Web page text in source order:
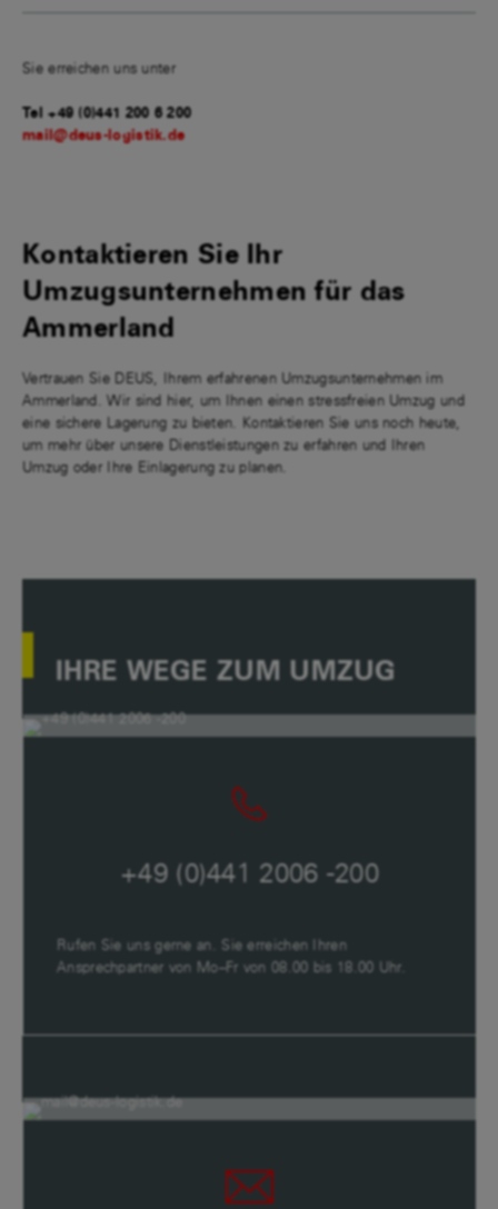
Sie erreichen uns unter
Tel +49 (0)441 200 6 200
mail@deus-logistik.de
Kontaktieren Sie Ihr
Umzugsunternehmen für das
Ammerland
Vertrauen Sie DEUS, Ihrem erfahrenen Umzugsunternehmen im
Ammerland. Wir sind hier, um Ihnen einen stressfreien Umzug und
eine sichere Lagerung zu bieten. Kontaktieren Sie uns noch heute,
um mehr über unsere Dienstleistungen zu erfahren und Ihren
Umzug oder Ihre Einlagerung zu planen.
IHRE WEGE ZUM UMZUG
+49 (0)441 2006 -200
Rufen Sie uns gerne an. Sie erreichen Ihren
Ansprechpartner von Mo–Fr von 08.00 bis 18.00 Uhr.